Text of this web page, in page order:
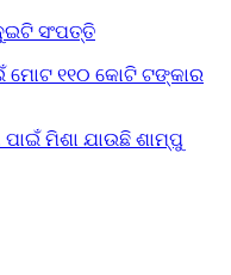
ସଂପତ୍ତି
ମୋଟ ୧୧୦ କୋଟି ଟଙ୍କାର
ପାଇଁ ମିଶା ଯାଉଛି ଶାମ୍ପୁ